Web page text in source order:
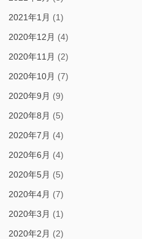
2021年1月 (1)
2020年12月 (4)
2020年11月 (2)
2020年10月 (7)
2020年9月 (9)
2020年8月 (5)
2020年7月 (4)
2020年6月 (4)
2020年5月 (5)
2020年4月 (7)
2020年3月 (1)
2020年2月 (2)